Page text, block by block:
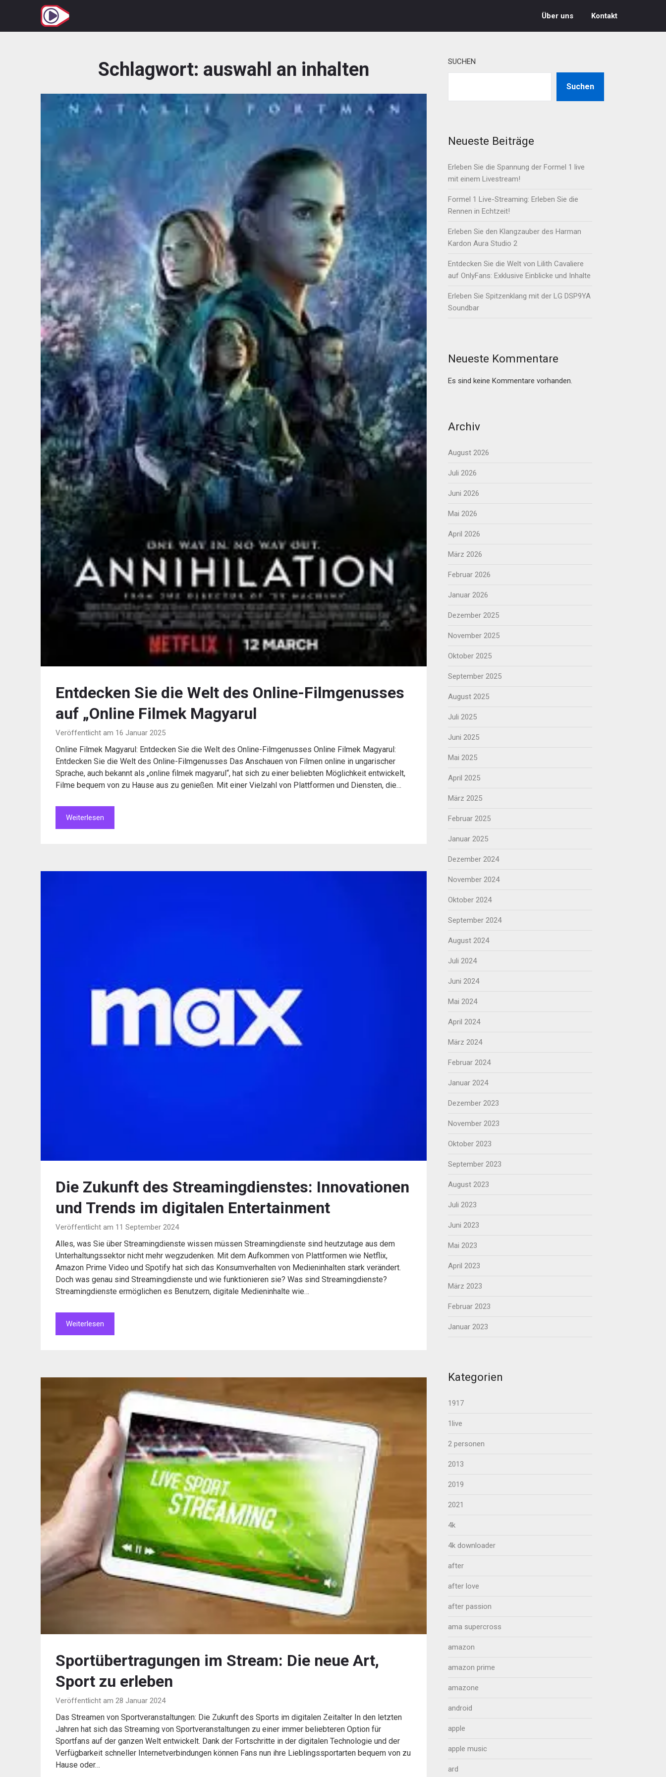
springen
Über uns Kontakt
Schlagwort: auswahl an inhalten
Entdecken Sie die Welt des Online-Filmgenusses
auf „Online Filmek Magyarul
Veröffentlicht am 16 Januar 2025
Online Filmek Magyarul: Entdecken Sie die Welt des Online-Filmgenusses Online Filmek Magyarul:
Entdecken Sie die Welt des Online-Filmgenusses Das Anschauen von Filmen online in ungarischer
Sprache, auch bekannt als „online filmek magyarul“, hat sich zu einer beliebten Möglichkeit entwickelt,
Filme bequem von zu Hause aus zu genießen. Mit einer Vielzahl von Plattformen und Diensten, die…
Weiterlesen
Die Zukunft des Streamingdienstes: Innovationen
und Trends im digitalen Entertainment
Veröffentlicht am 11 September 2024
Alles, was Sie über Streamingdienste wissen müssen Streamingdienste sind heutzutage aus dem
Unterhaltungssektor nicht mehr wegzudenken. Mit dem Aufkommen von Plattformen wie Netflix,
Amazon Prime Video und Spotify hat sich das Konsumverhalten von Medieninhalten stark verändert.
Doch was genau sind Streamingdienste und wie funktionieren sie? Was sind Streamingdienste?
Streamingdienste ermöglichen es Benutzern, digitale Medieninhalte wie…
Weiterlesen
Sportübertragungen im Stream: Die neue Art,
Sport zu erleben
Veröffentlicht am 28 Januar 2024
Das Streamen von Sportveranstaltungen: Die Zukunft des Sports im digitalen Zeitalter In den letzten
Jahren hat sich das Streaming von Sportveranstaltungen zu einer immer beliebteren Option für
Sportfans auf der ganzen Welt entwickelt. Dank der Fortschritte in der digitalen Technologie und der
Verfügbarkeit schneller Internetverbindungen können Fans nun ihre Lieblingssportarten bequem von zu
Hause oder…
SUCHEN
Suchen
Neueste Beiträge
Erleben Sie die Spannung der Formel 1 live
mit einem Livestream!
Formel 1 Live-Streaming: Erleben Sie die
Rennen in Echtzeit!
Erleben Sie den Klangzauber des Harman
Kardon Aura Studio 2
Entdecken Sie die Welt von Lilith Cavaliere
auf OnlyFans: Exklusive Einblicke und Inhalte
Erleben Sie Spitzenklang mit der LG DSP9YA
Soundbar
Neueste Kommentare
Es sind keine Kommentare vorhanden.
Archiv
August 2026
Juli 2026
Juni 2026
Mai 2026
April 2026
März 2026
Februar 2026
Januar 2026
Dezember 2025
November 2025
Oktober 2025
September 2025
August 2025
Juli 2025
Juni 2025
Mai 2025
April 2025
März 2025
Februar 2025
Januar 2025
Dezember 2024
November 2024
Oktober 2024
September 2024
August 2024
Juli 2024
Juni 2024
Mai 2024
April 2024
März 2024
Februar 2024
Januar 2024
Dezember 2023
November 2023
Oktober 2023
September 2023
August 2023
Juli 2023
Juni 2023
Mai 2023
April 2023
März 2023
Februar 2023
Januar 2023
Kategorien
1917
1live
2 personen
2013
2019
2021
4k
4k downloader
after
after love
after passion
ama supercross
amazon
amazon prime
amazone
android
apple
apple music
ard